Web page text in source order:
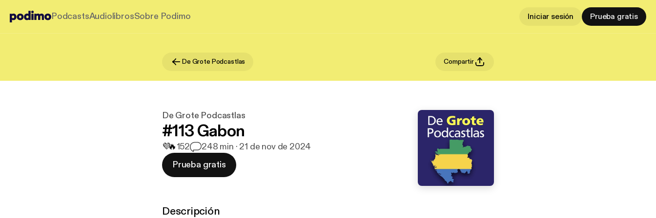
PodcastsAudiolibrosSobre Podimo Iniciar sesión Prueba gratis
De Grote Podcastlas Compartir
De Grote Podcastlas
#113 Gabon
💜🔥152 248 min · 21 de nov de 2024
Prueba gratis
Descripción